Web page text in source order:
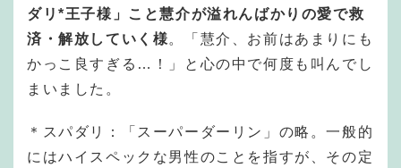
ダリ*王子様」こと慧介が溢れんばかりの愛で救
済・解放していく様。「慧介、お前はあまりにも
かっこ良すぎる…！」と心の中で何度も叫んでし
まいました。
＊スパダリ：「スーパーダーリン」の略。一般的
にはハイスペックな男性のことを指すが、その定